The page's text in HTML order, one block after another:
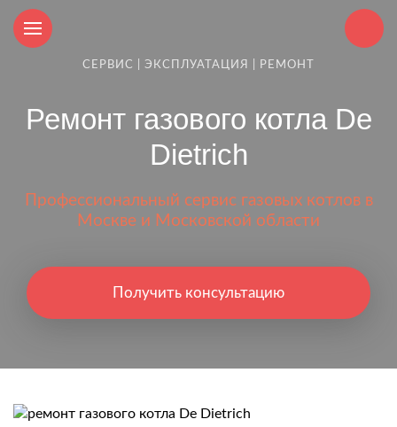
СЕРВИС | ЭКСПЛУАТАЦИЯ | РЕМОНТ
Ремонт газового котла De
Dietrich
Профессиональный сервис газовых котлов в
Москве и Московской области
Получить консультацию